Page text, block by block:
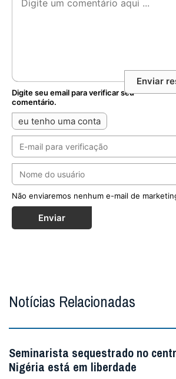
Enviar
Digite seu email para verificar seu
comentário.
eu tenho uma conta
Não enviaremos nenhum e-mail de
Enviar
Notícias Relacionadas
Seminarista sequestrado no
Nigéria está em liberdade